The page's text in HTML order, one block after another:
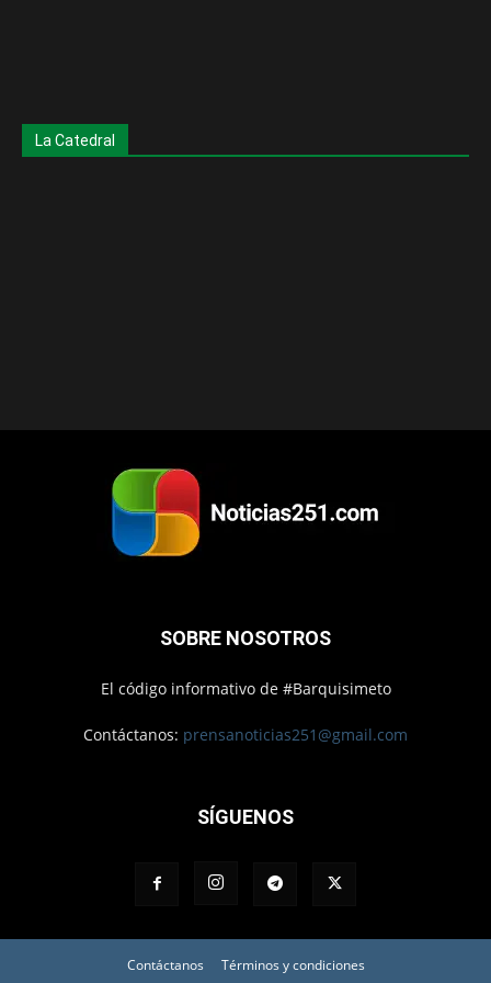
La Catedral
SOBRE NOSOTROS
El código informativo de #Barquisimeto
Contáctanos: prensanoticias251@gmail.com
SÍGUENOS
Contáctanos Términos y condiciones